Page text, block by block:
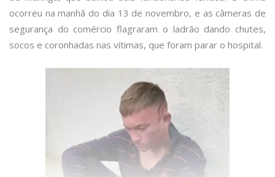
ocorreu na manhã do dia 13 de novembro, e as câmeras de
segurança do comércio flagraram o ladrão dando chutes,
socos e coronhadas nas vítimas, que foram parar o hospital.